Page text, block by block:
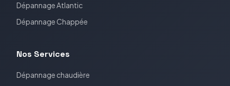
DépannageAtlantic
Dépannage Chappée
Nos Services
Dépannage chaudière